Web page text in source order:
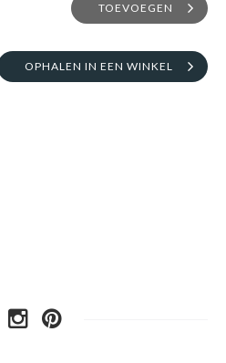
TOEVOEGEN
OPHALEN IN EEN WINKEL